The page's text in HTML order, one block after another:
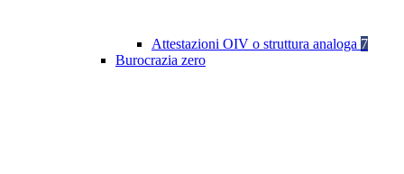
Attestazioni OIV o struttura analoga 7
Burocrazia zero